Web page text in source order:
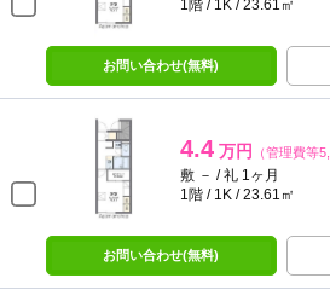
1階 / 1K / 23.61㎡
お問い合わせ(無料)
4.4 万円 （管理費等
敷 － / 礼 1ヶ月
1階 / 1K / 23.61㎡
お問い合わせ(無料)